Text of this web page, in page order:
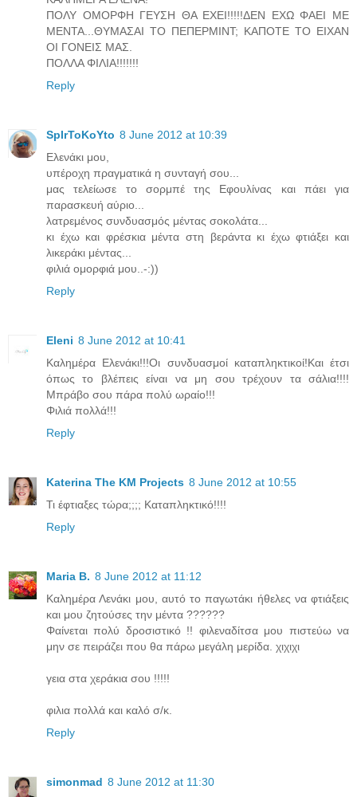
ΠΟΛΥ ΟΜΟΡΦΗ ΓΕΥΣΗ ΘΑ ΕΧΕΙ!!!!!ΔΕΝ ΕΧΩ ΦΑΕΙ ΜΕ
ΜΕΝΤΑ...ΘΥΜΑΣΑΙ ΤΟ ΠΕΠΕΡΜΙΝΤ; ΚΑΠΟΤΕ ΤΟ ΕΙΧΑΝ
ΟΙ ΓΟΝΕΙΣ ΜΑΣ.
ΠΟΛΛΑ ΦΙΛΙΑ!!!!!!!
Reply
SpIrToKoYto 8 June 2012 at 10:39
Ελενάκι μου,
υπέροχη πραγματικά η συνταγή σου...
μας τελείωσε το σορμπέ της Εφουλίνας και πάει για
παρασκευή αύριο...
λατρεμένος συνδυασμός μέντας σοκολάτα...
κι έχω και φρέσκια μέντα στη βεράντα κι έχω φτιάξει και
λικεράκι μέντας...
φιλιά ομορφιά μου..-:))
Reply
Eleni 8 June 2012 at 10:41
Καλημέρα Ελενάκι!!!Οι συνδυασμοί καταπληκτικοί!Και έτσι
όπως το βλέπεις είναι να μη σου τρέχουν τα σάλια!!!!
Μπράβο σου πάρα πολύ ωραίο!!!
Φιλιά πολλά!!!
Reply
Katerina The KM Projects 8 June 2012 at 10:55
Τι έφτιαξες τώρα;;;; Καταπληκτικό!!!!
Reply
Maria B. 8 June 2012 at 11:12
Καλημέρα Λενάκι μου, αυτό το παγωτάκι ήθελες να φτιάξεις
και μου ζητούσες την μέντα ??????
Φαίνεται πολύ δροσιστικό !! φιλεναδίτσα μου πιστεύω να
μην σε πειράζει που θα πάρω μεγάλη μερίδα. χιχιχι
γεια στα χεράκια σου !!!!!
φιλια πολλά και καλό σ/κ.
Reply
simonmad 8 June 2012 at 11:30